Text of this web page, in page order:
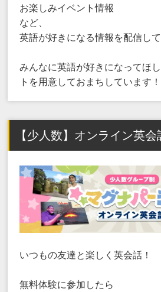
お楽しみイベント情報
など、
英語が好きになる情報を配信し
みんなに英語が好きになってほ
トを用意しておまちしています！
【少人数】オンライン英
いつもの友達と楽しく英会話！
無料体験に参加したら